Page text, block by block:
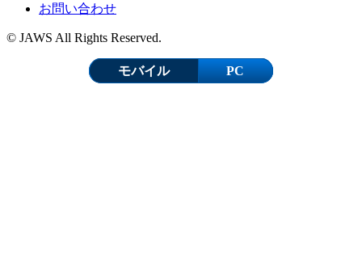
お問い合わせ
© JAWS All Rights Reserved.
モバイル PC